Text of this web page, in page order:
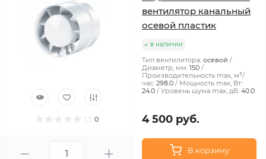
0
вентилятор канальный
осевой пластик
в наличии
Тип вентилятора: осевой
Диаметр, мм: 150
Производительность max, м³/
час: 298.0
Мощность max, Вт:
24.0
Уровень шума max, дБ: 40.0
4 500 руб.
В корзину